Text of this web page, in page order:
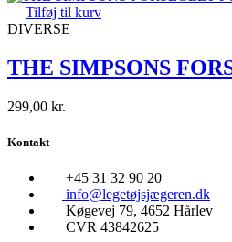
Tilføj til kurv
DIVERSE
THE SIMPSONS
299,00 kr.
Kontakt
+45 31 32 90 20
info@legetøjsjægeren.dk
Køgevej 79, 4652 Hårlev
CVR 43842625